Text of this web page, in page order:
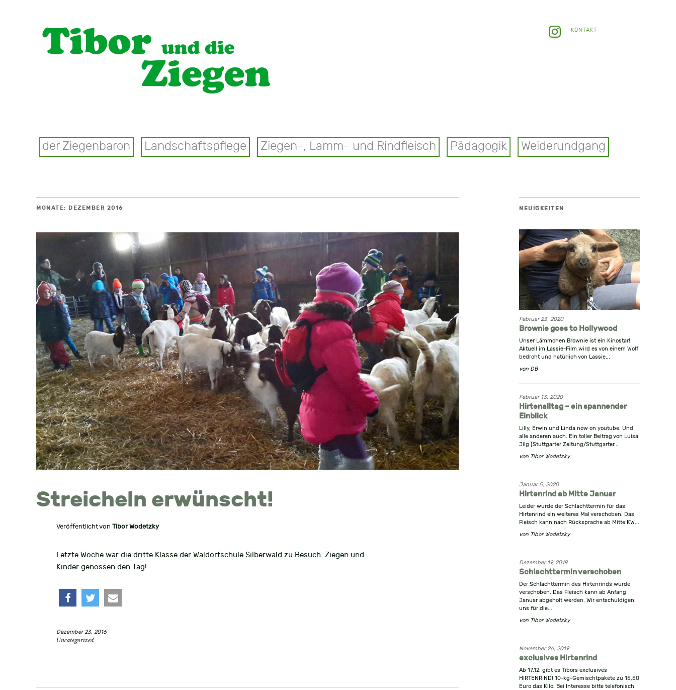
KONTAKT
der Ziegenbaron Landschaftspflege Ziegen-, Lamm- und Rindfleisch Pädagogik Weiderundgang
MONATE: DEZEMBER 2016
Streicheln erwünscht!
Veröffentlicht von Tibor Wodetzky
Letzte Woche war die dritte Klasse der Waldorfschule Silberwald zu Besuch. Ziegen und
Kinder genossen den Tag!
mail
Dezember 23, 2016
Uncategorized
NEUIGKEITEN
Februar 23, 2020
Brownie goes to Hollywood
Unser Lämmchen Brownie ist ein Kinostar!
Aktuell im Lassie-Film wird es von einem Wolf
bedroht und natürlich von Lassie...
von DB
Februar 13, 2020
Hirtenalltag – ein spannender
Einblick
Lilly, Erwin und Linda now on youtube. Und
alle anderen auch. Ein toller Beitrag von Luisa
Jilg (Stuttgarter Zeitung/Stuttgarter...
von Tibor Wodetzky
Januar 5, 2020
Hirtenrind ab Mitte Januar
Leider wurde der Schlachttermin für das
Hirtenrind ein weiteres Mal verschoben. Das
Fleisch kann nach Rücksprache ab Mitte KW...
von Tibor Wodetzky
Dezember 19, 2019
Schlachttermin verschoben
Der Schlachttermin des Hirtenrinds wurde
verschoben. Das Fleisch kann ab Anfang
Januar abgeholt werden. Wir entschuldigen
uns für die...
von Tibor Wodetzky
November 26, 2019
exclusives Hirtenrind
Ab 17.12. gibt es Tibors exclusives
HIRTENRIND! 10-kg-Gemischtpakete zu 15,50
Euro das Kilo. Bei Interesse bitte telefonisch